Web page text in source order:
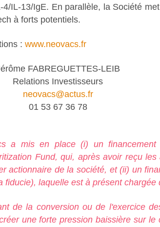
IL-13/IgE. En parallèle, la Société
à forts potentiels.
: www.neovacs.fr
FABREGUETTES-LEIB
Relations Investisseurs
neovacs@actus.fr
01 53 67 36 78
a mis en place (i) un
Fund, qui, après avoir reçu
actionnaire de la société, et (ii) un
fiducie), laquelle est à présent chargée
de la conversion ou de l'exercice
une forte pression baissière sur